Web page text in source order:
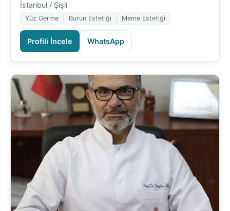
İstanbul / Şişli
Yüz Germe Burun Estetiği Meme Estetiği
Profili İncele WhatsApp